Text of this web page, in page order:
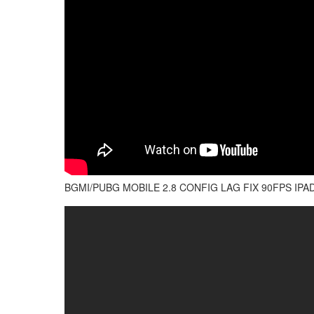
BGMI/PUBG MOBILE 2.8 CONFIG LAG FIX 90FPS